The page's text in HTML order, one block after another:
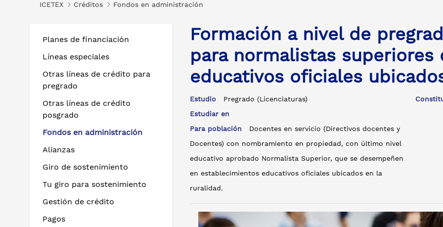
ICETEX Créditos Fondos en administración
Planes de financiación
Líneas especiales
Otras líneas de crédito para
pregrado
Otras líneas de crédito
posgrado
Fondos en administración
Alianzas
Giro de sostenimiento
Tu giro para sostenimiento
Gestión de crédito
Pagos
Formación a nivel de
para normalistas
educativos oficiales
Estudio
Pregrado (Licenciaturas)
Estudiar en
Para población
Docentes en servicio (Directivos docentes y
Docentes) con nombramiento en propiedad, con último nivel
educativo aprobado Normalista Superior, que se desempeñen
en establecimientos educativos oficiales ubicados en la
ruralidad.